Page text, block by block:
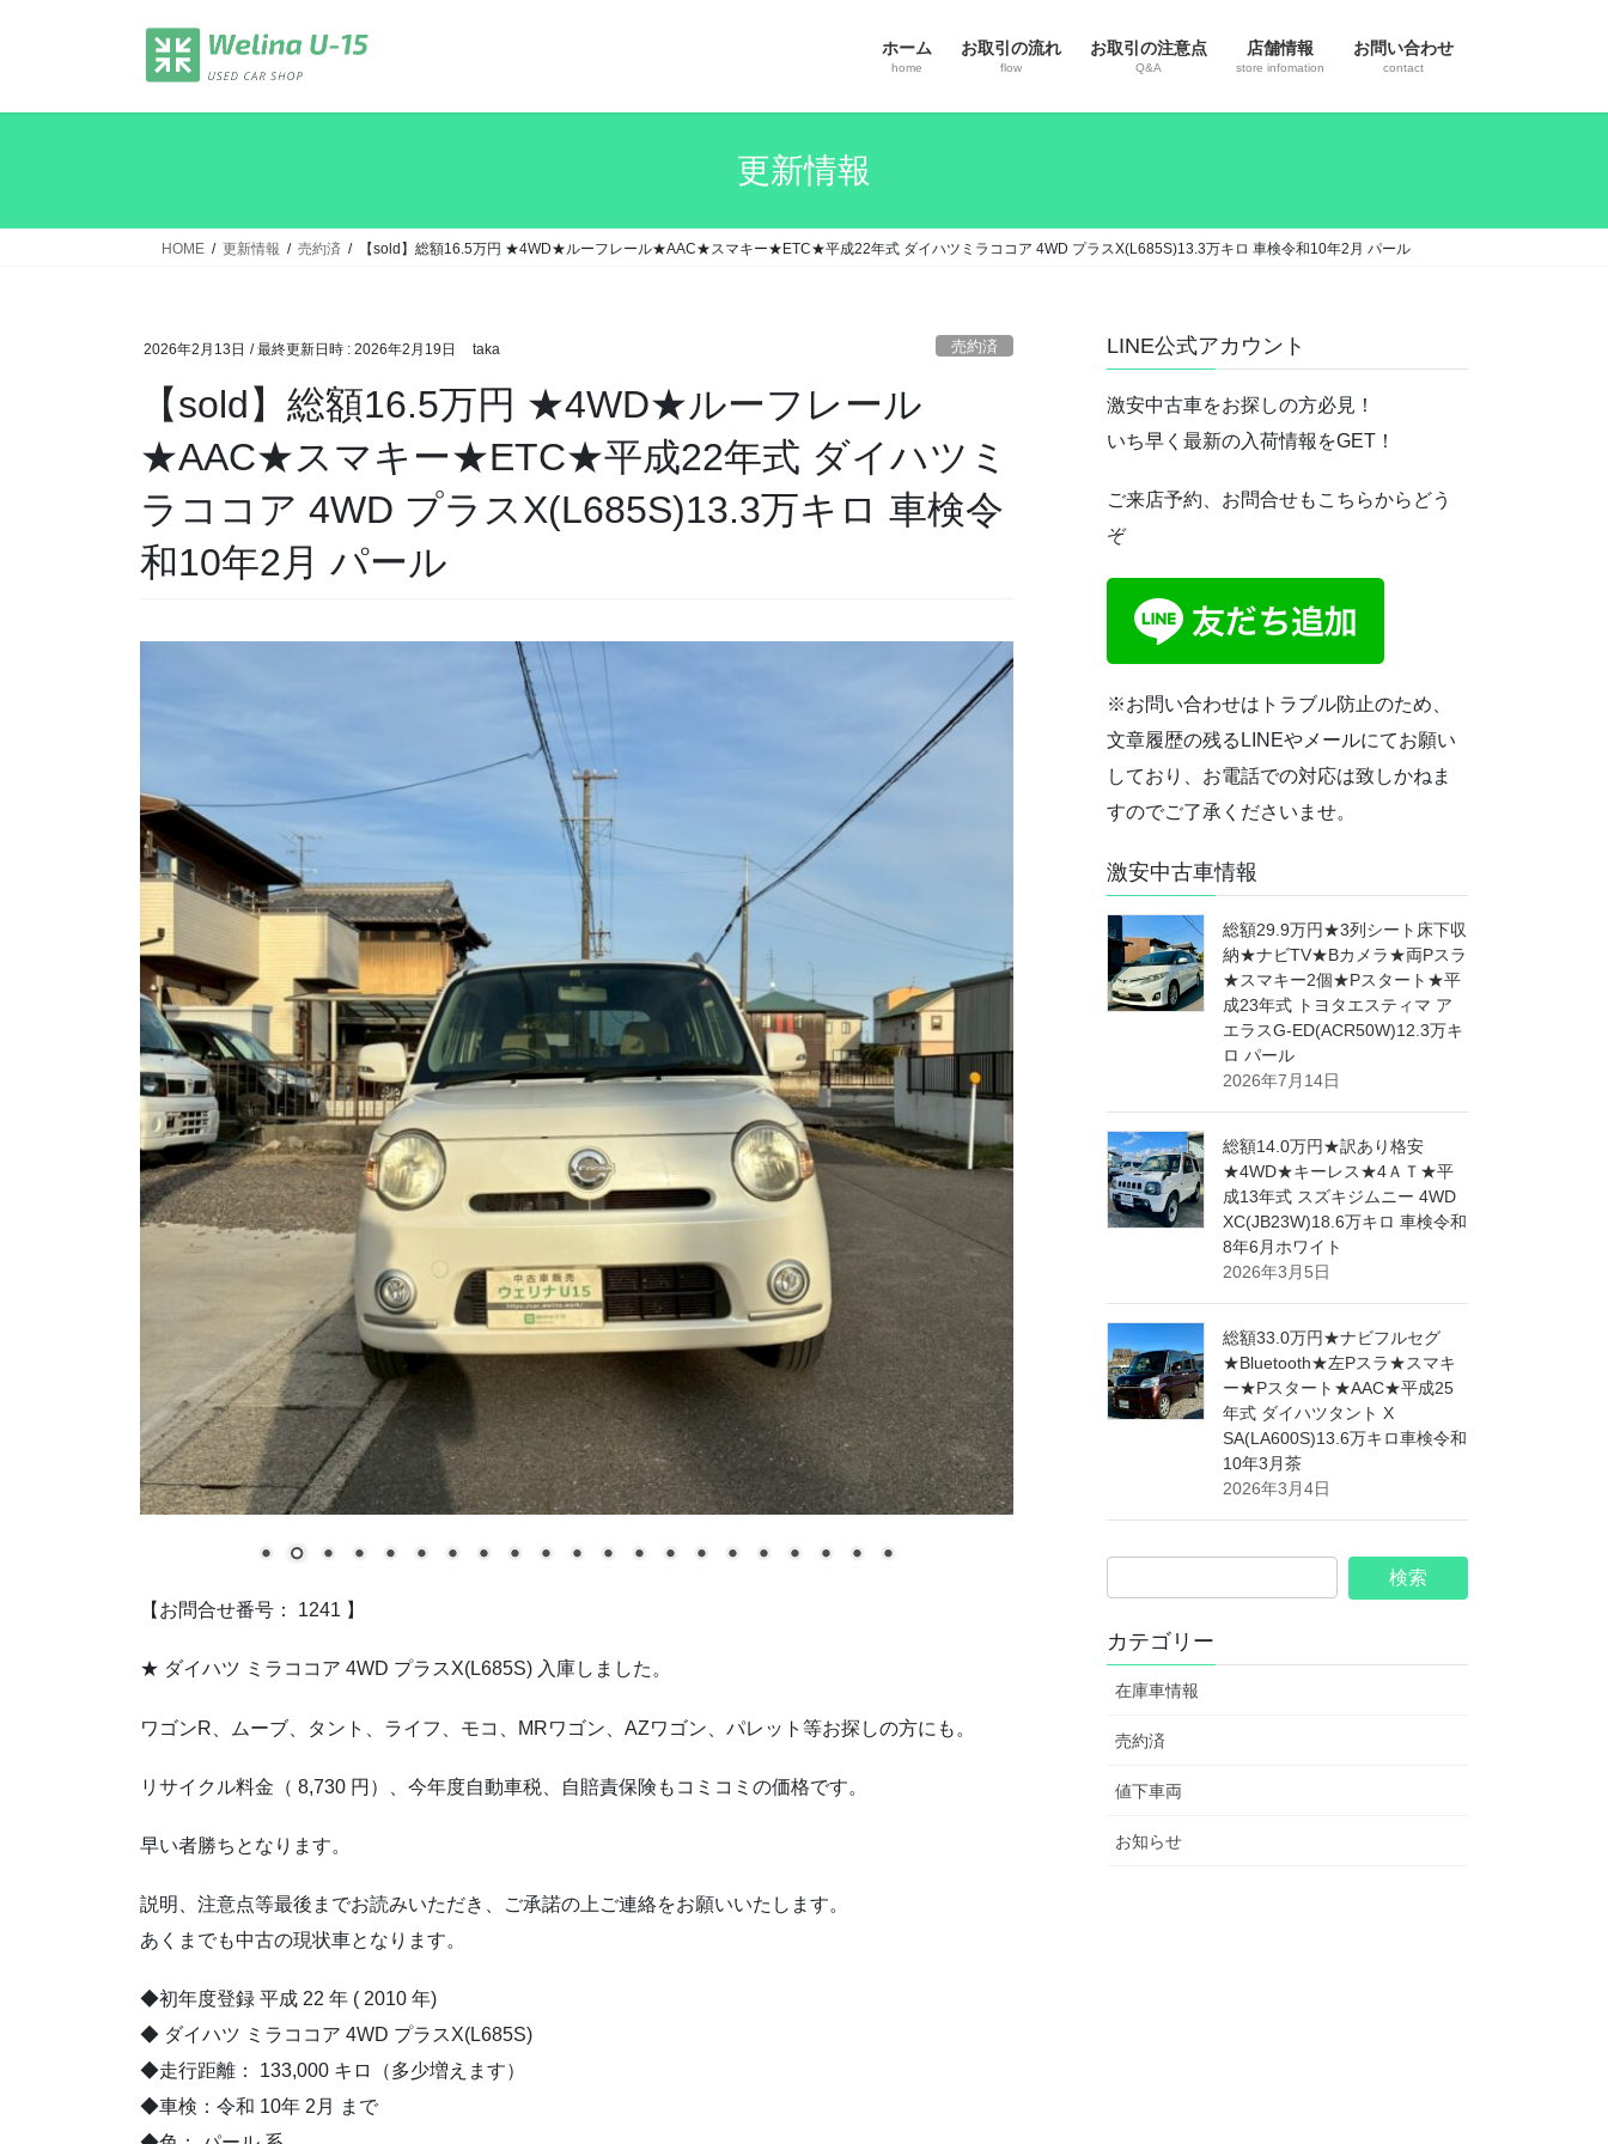
ホーム
home
お取引の流れ
flow
お取引の注意点
Q&A
店舗情報
store infomation
お問い合わせ
contact
更新情報
HOME 更新情報 売約済 【sold】総額16.5万円 ★4WD★ルーフレール★AAC★スマキー★ETC★平成22年式 ダイハツミラココア 4WD プラスX(L685S)13.3万キロ 車検令和10年2月 パール
2026年2月13日 / 最終更新日時 : 2026年2月19日 taka 売約済
【sold】総額16.5万円 ★4WD★ルーフレール
★AAC★スマキー★ETC★平成22年式 ダイハツミ
ラココア 4WD プラスX(L685S)13.3万キロ 車検令
和10年2月 パール
【お問合せ番号： 1241 】
★ ダイハツ ミラココア 4WD プラスX(L685S) 入庫しました。
ワゴンR、ムーブ、タント、ライフ、モコ、MRワゴン、AZワゴン、パレット等お探しの方にも。
リサイクル料金（ 8,730 円）、今年度自動車税、自賠責保険もコミコミの価格です。
早い者勝ちとなります。
説明、注意点等最後までお読みいただき、ご承諾の上ご連絡をお願いいたします。
あくまでも中古の現状車となります。
◆初年度登録 平成 22 年 ( 2010 年)
◆ ダイハツ ミラココア 4WD プラスX(L685S)
◆走行距離： 133,000 キロ（多少増えます）
◆車検：令和 10年 2月 まで
LINE公式アカウント
激安中古車をお探しの方必見！
いち早く最新の入荷情報をGET！
ご来店予約、お問合せもこちらからどう
ぞ
※お問い合わせはトラブル防止のため、
文章履歴の残るLINEやメールにてお願い
しており、お電話での対応は致しかねま
すのでご了承くださいませ。
激安中古車情報
総額29.9万円★3列シート床下収
納★ナビTV★Bカメラ★両Pスラ
★スマキー2個★Pスタート★平
成23年式 トヨタエスティマ ア
エラスG-ED(ACR50W)12.3万キ
ロ パール
2026年7月14日
総額14.0万円★訳あり格安
★4WD★キーレス★4ＡＴ★平
成13年式 スズキジムニー 4WD
XC(JB23W)18.6万キロ 車検令和
8年6月ホワイト
2026年3月5日
総額33.0万円★ナビフルセグ
★Bluetooth★左Pスラ★スマキ
ー★Pスタート★AAC★平成25
年式 ダイハツタント X
SA(LA600S)13.6万キロ車検令和
10年3月茶
2026年3月4日
カテゴリー
在庫車情報
売約済
値下車両
お知らせ